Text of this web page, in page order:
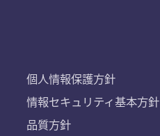
個人情報保護方針
情報セキュリティ基本方針
品質方針